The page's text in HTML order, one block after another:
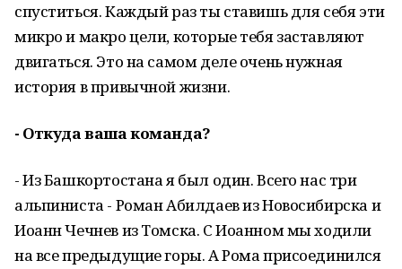
спуститься. Каждый раз ты ставишь для себя эти
микро и макро цели, которые тебя заставляют
двигаться. Это на самом деле очень нужная
история в привычной жизни.
- Откуда ваша команда?
- Из Башкортостана я был один. Всего нас три
альпиниста - Роман Абилдаев из Новосибирска и
Иоанн Чечнев из Томска. С Иоанном мы ходили
на все предыдущие горы. А Рома присоединился